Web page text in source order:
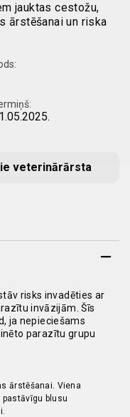
jauktas cestožu,
ārstēšanai un riska
veterinārārsta
risks invadēties ar
invāzijām. Šīs
ja nepieciešams
parazītu grupu
ārstēšanai. Viena
blusu